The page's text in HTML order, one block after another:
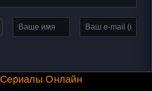
Сериалы Онлайн